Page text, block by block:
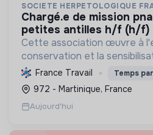
SOCIETE HERPETOLOGIQUE
chargé.e de mission pna iguane des
petites antilles h/f (h/f)
Cette association œuvre à
conservation et la
amphibiens. Elle protège ces
habitats, améliore les
et promeut...
France Travail Temps
972 - Martinique, France
Aujourd'hui